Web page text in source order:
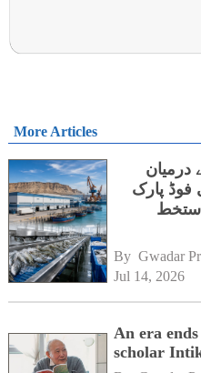
More Articles
درمیان
سی فوڈ پارک
By Gwadar
Jul 14, 2026
An era
scholar